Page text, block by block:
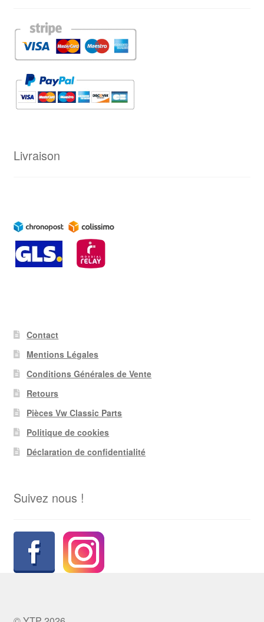
Livraison
Contact
Mentions Légales
Conditions Générales de Vente
Retours
Pièces Vw Classic Parts
Politique de cookies
Déclaration de confidentialité
Suivez nous !